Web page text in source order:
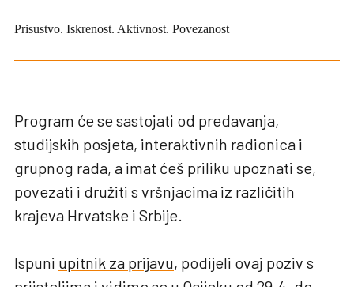
Prisustvo. Iskrenost. Aktivnost. Povezanost
Program će se sastojati od predavanja,
studijskih posjeta, interaktivnih radionica i
grupnog rada, a imat ćeš priliku upoznati se,
povezati i družiti s vršnjacima iz različitih
krajeva Hrvatske i Srbije.
Ispuni upitnik za prijavu, podijeli ovaj poziv s